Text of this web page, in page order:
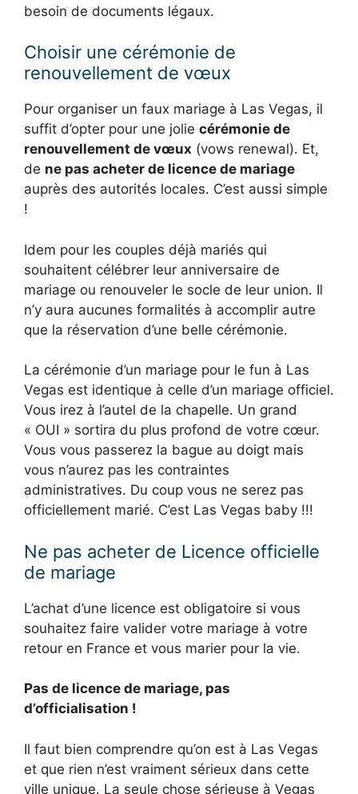
besoin de documents légaux.
Choisir une cérémonie de
renouvellement de vœux
Pour organiser un faux mariage à Las Vegas, il
suffit d’opter pour une jolie cérémonie de
renouvellement de vœux (vows renewal). Et,
de ne pas acheter de licence de mariage
auprès des autorités locales. C’est aussi simple
!
Idem pour les couples déjà mariés qui
souhaitent célébrer leur anniversaire de
mariage ou renouveler le socle de leur union. Il
n’y aura aucunes formalités à accomplir autre
que la réservation d’une belle cérémonie.
La cérémonie d’un mariage pour le fun à Las
Vegas est identique à celle d’un mariage officiel.
Vous irez à l’autel de la chapelle. Un grand
« OUI » sortira du plus profond de votre cœur.
Vous vous passerez la bague au doigt mais
vous n’aurez pas les contraintes
administratives. Du coup vous ne serez pas
officiellement marié. C’est Las Vegas baby !!!
Ne pas acheter de Licence officielle
de mariage
L’achat d’une licence est obligatoire si vous
souhaitez faire valider votre mariage à votre
retour en France et vous marier pour la vie.
Pas de licence de mariage, pas
d’officialisation !
Il faut bien comprendre qu’on est à Las Vegas
et que rien n’est vraiment sérieux dans cette
ville unique. La seule chose sérieuse à Vegas